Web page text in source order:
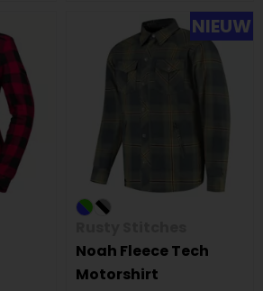
NIEUW
Noah Fleece Tech
Motorshirt